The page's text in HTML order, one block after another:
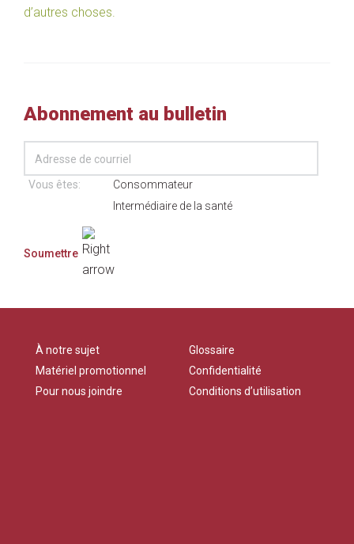
d’autres choses.
Abonnement au bulletin
Vous êtes:
Consommateur
Intermédiaire de la santé
À notre sujet
Matériel promotionnel
Pour nous joindre
Glossaire
Confidentialité
Conditions d’utilisation